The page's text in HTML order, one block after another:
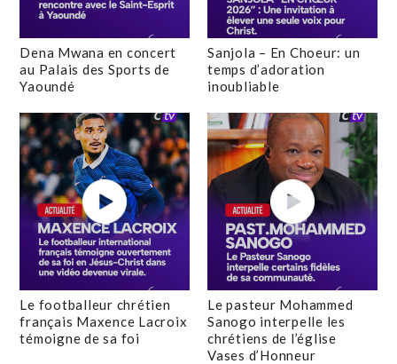
Dena Mwana en concert
au Palais des Sports de
Yaoundé
Sanjola – En Choeur: un
temps d’adoration
inoubliable
Le footballeur chrétien
français Maxence Lacroix
témoigne de sa foi
Le pasteur Mohammed
Sanogo interpelle les
chrétiens de l’église
Vases d’Honneur